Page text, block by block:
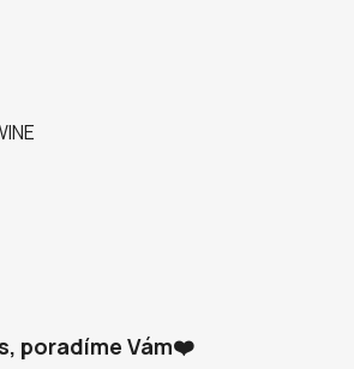
poradíme Vám❤️